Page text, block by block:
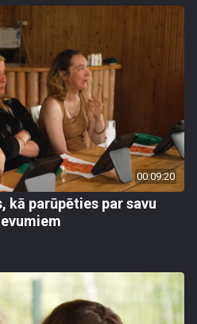
00:09:20
kā parūpēties par savu